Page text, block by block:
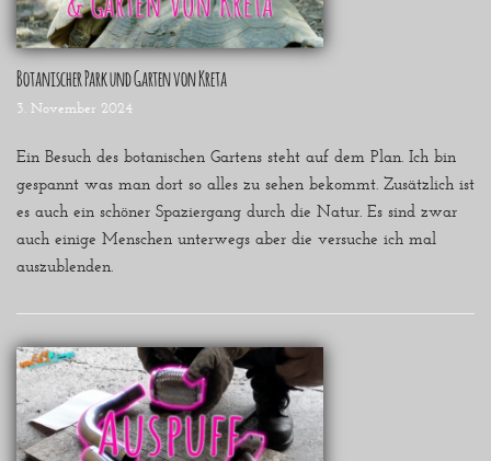
Botanischer Park und Garten von Kreta
3. November 2024
Ein Besuch des botanischen Gartens steht auf dem Plan. Ich bin
gespannt was man dort so alles zu sehen bekommt. Zusätzlich ist
es auch ein schöner Spaziergang durch die Natur. Es sind zwar
auch einige Menschen unterwegs aber die versuche ich mal
auszublenden.